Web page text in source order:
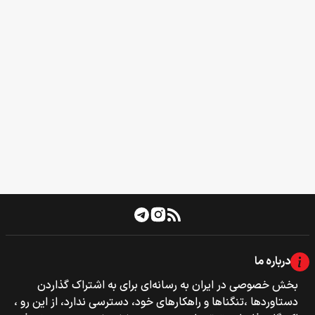
درباره ما
بخش خصوصی‌‌ در ایران به رسانه‌ای برای به اشتراک گذاردن
دستاوردها ،تنگناها و راهکارهای خود، دسترسی ندارد، از این رو ،